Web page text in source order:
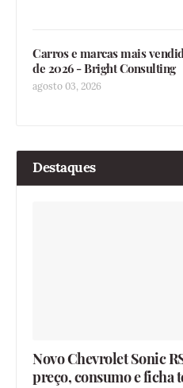
Carros e marcas mais
de 2026 - Bright Consulting
agosto 03, 2026
Destaques
Novo Chevrolet Sonic
preço, consumo e ficha